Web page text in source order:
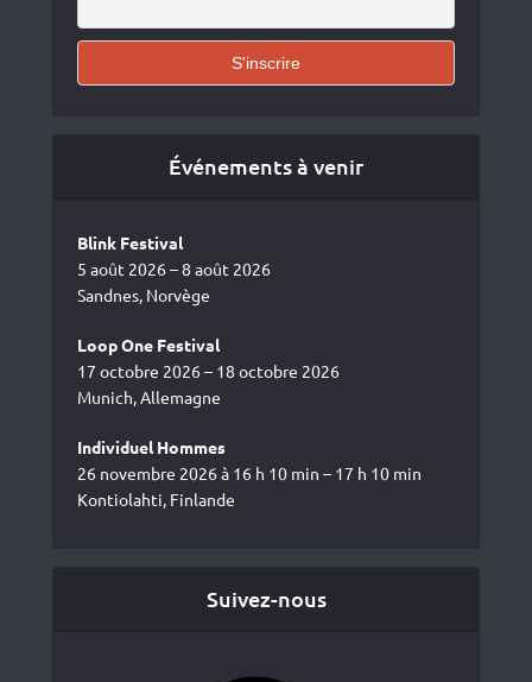
Événements à venir
Blink Festival
5 août 2026 – 8 août 2026
Sandnes, Norvège
Loop One Festival
17 octobre 2026 – 18 octobre 2026
Munich, Allemagne
Individuel Hommes
26 novembre 2026 à 16 h 10 min – 17 h 10 min
Kontiolahti, Finlande
Suivez-nous